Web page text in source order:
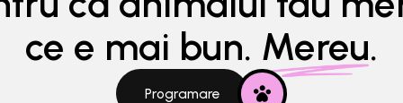
ce e mai bun. Mereu.
Programare